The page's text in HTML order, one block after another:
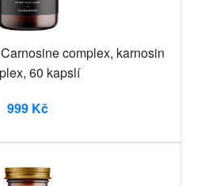
complex, karnosin
60 kapslí
999 Kč